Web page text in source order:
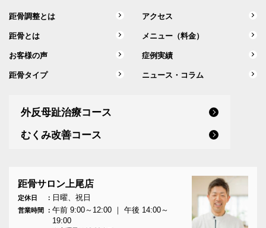
距骨調整とは アクセス
距骨とは メニュー（料金）
お客様の声 症例実績
距骨タイプ ニュース・コラム
外反母趾治療コース
むくみ改善コース
距骨サロン上尾店
定休日 日曜、祝日
営業時間
午前 9:00～12:00 ｜ 午後 14:00～
19:00